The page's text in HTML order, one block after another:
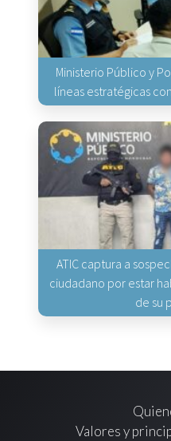
Ministerio Público y
líneas estratégicas
ATIC captura a
ciudadano por estar
de su
Valores y